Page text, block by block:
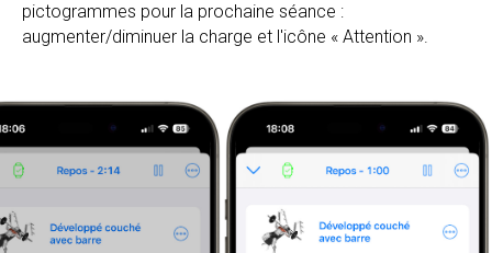
pictogrammes pour la prochaine séance :
augmenter/diminuer la charge et l'icône « Attention ».